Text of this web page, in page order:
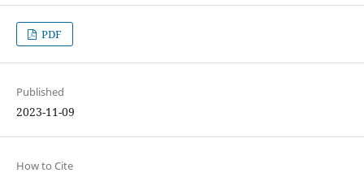
PDF
Published
2023-11-09
How to Cite